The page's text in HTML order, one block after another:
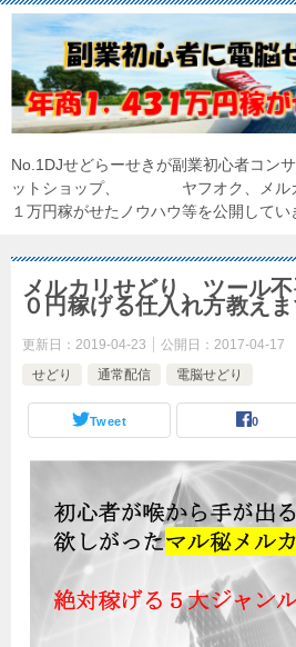
No.1DJせどらーせきが副業初心者コン
ットショップ、 ヤフオク、メルカ
１万円稼がせたノウハウ等を公開してい
メルカリせどり、ツール
０円稼げる仕入れ方教え
更新日： 2019-04-23 公開日： 2017-04-17
せどり
通常配信 電脳せどり
Tweet 0